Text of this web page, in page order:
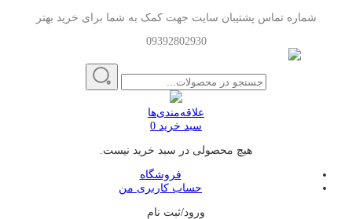
شماره تماس پشتیبان سایت جهت کمک به شما برای خرید بهتر
09392802930
علاقه‌مندی‌ها
سبد خرید 0
هیچ محصولی در سبد خرید نیست.
فروشگاه
حساب کاربری من
ورود/ثبت نام